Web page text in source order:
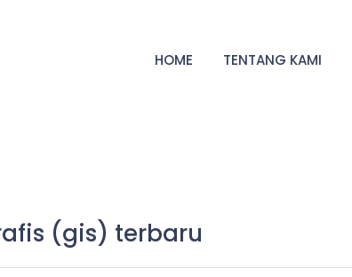
HOME TENTANG KAMI
(gis) terbaru